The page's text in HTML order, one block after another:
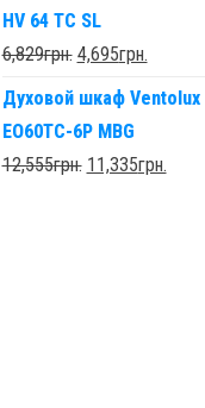
HV 64 TC SL
6,829грн. 4,695грн.
Духовой шкаф Ventolux
EO60TC-6P MBG
12,555грн. 11,335грн.